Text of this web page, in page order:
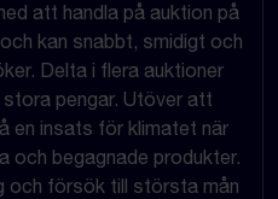
att handla på auktion på
kan snabbt, smidigt och
Delta i flera auktioner
pengar. Utöver att
en insats för klimatet när
och begagnade produkter.
och försök till största mån